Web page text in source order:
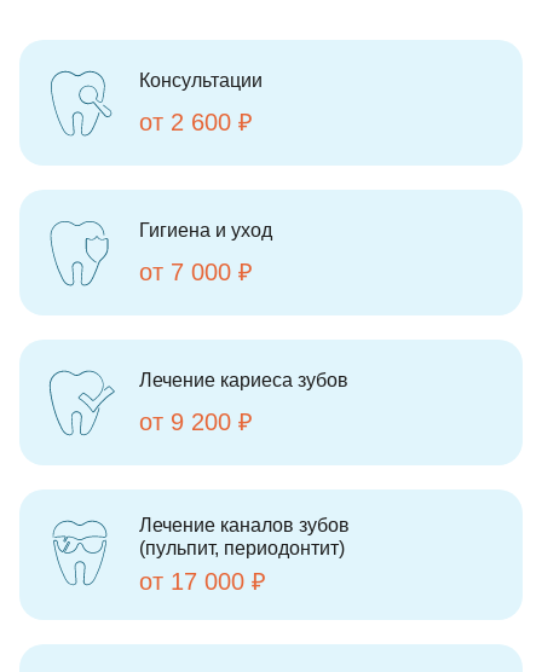
Консультации
от 2 600 ₽
Гигиена и уход
от 7 000 ₽
Лечение кариеса зубов
от 9 200 ₽
Лечение каналов зубов
(пульпит, периодонтит)
от 17 000 ₽